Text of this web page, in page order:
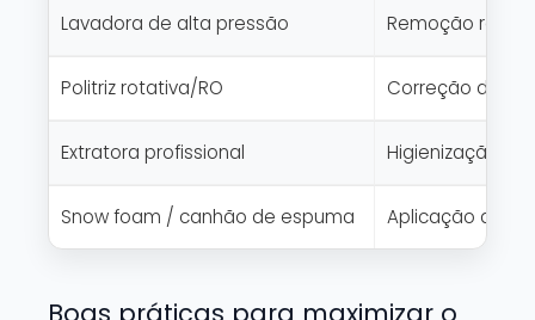
Lavadora de alta pressão Remoção
Politriz rotativa/RO Correção de
Extratora profissional Higienização
Snow foam / canhão de espuma Aplicação de